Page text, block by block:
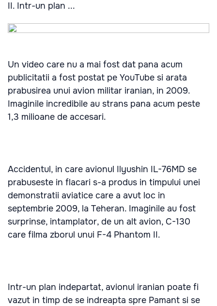
II. Intr-un plan ...
Un video care nu a mai fost dat pana acum
publicitatii a fost postat pe YouTube si arata
prabusirea unui avion militar iranian, in 2009.
Imaginile incredibile au strans pana acum peste
1,3 milioane de accesari.
Accidentul, in care avionul Ilyushin IL-76MD se
prabuseste in flacari s-a produs in timpului unei
demonstratii aviatice care a avut loc in
septembrie 2009, la Teheran. Imaginile au fost
surprinse, intamplator, de un alt avion, C-130
care filma zborul unui F-4 Phantom II.
Intr-un plan indepartat, avionul iranian poate fi
vazut in timp de se indreapta spre Pamant si se